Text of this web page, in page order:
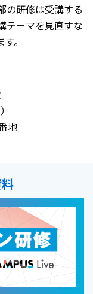
の研修は受講する
テーマを見直すな
。
地